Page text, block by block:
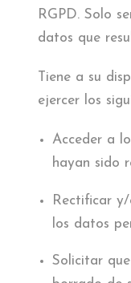
RGPD. Solo
datos que
Tiene a su
ejercer los
Acceder a
hayan sido
Rectificar
los datos
Solicitar